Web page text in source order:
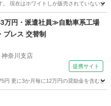
。 現在はホワイトしか販売されていない
イケア
万円・派遣社員≫自動車系工場
プレス 交替制
奈川支店
提携サイト
円 更に3か月毎に12万円の奨励金を含む